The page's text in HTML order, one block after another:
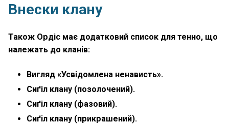
Внески клану
Також Ордіс має додатковий список для тенно, що
належать до кланів:
Вигляд «Усвідомлена ненависть».
Сиґіл клану (позолочений).
Сиґіл клану (фазовий).
Сиґіл клану (прикрашений).